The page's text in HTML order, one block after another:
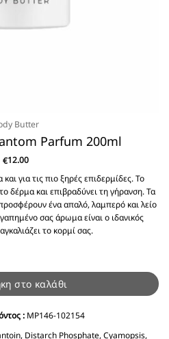
Butter
Parfum 200ml
€12.00
για τις πιο ξηρές επιδερμίδες. Το
δέρμα και επιβραδύνει τη γήρανση. Τα
ένα απαλό, λαμπερό και λείο
σας άρωμα είναι ο ιδανικός
το κορμί σας.
ποσότητα
στο καλάθι
: MP146-102154
Distarch Phosphate, Cyamopsis,